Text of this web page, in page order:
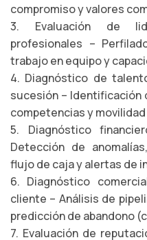
compromiso y valores
3. Evaluación de
profesionales –
trabajo en equipo y
4. Diagnóstico de
sucesión – Identificación
competencias y movilidad
5. Diagnóstico
Detección de
flujo de caja y alertas de
6. Diagnóstico
cliente – Análisis de
predicción de abandono
7. Evaluación de